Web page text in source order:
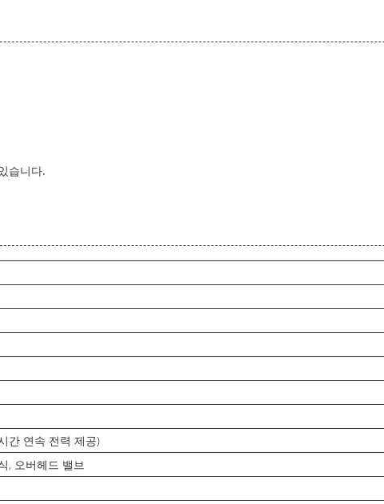
습니다.
간 연속 전력 제공)
, 오버헤드 밸브